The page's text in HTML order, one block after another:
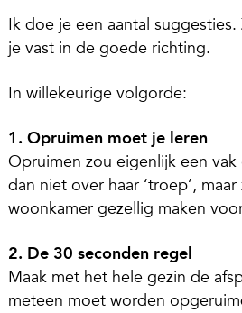
Ik doe je een aantal
je vast in de goede richting.
In willekeurige volgorde:
1. Opruimen moet je leren
Opruimen zou eigenlijk een
dan niet over haar ‘troep’,
woonkamer gezellig maken
2. De 30 seconden regel
Maak met het hele gezin de
meteen moet worden